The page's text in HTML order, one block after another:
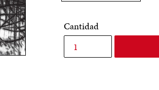
Cantidad